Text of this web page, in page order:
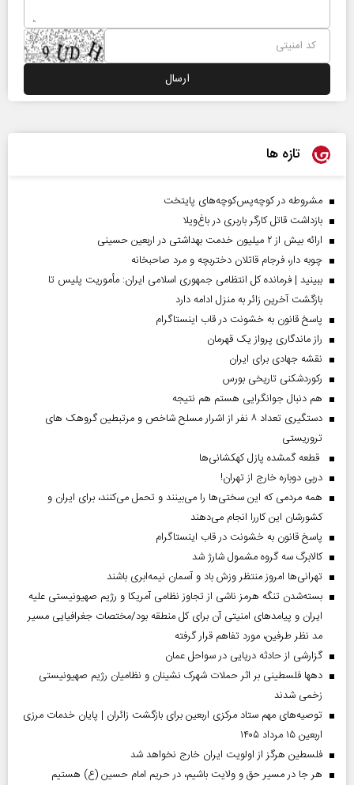
تازه ها
مشروطه در کوچه‌پس‌کوچه‌های پایتخت
بازداشت قاتل کارگر باربری در باغ‌ویلا
ارائه بیش از ۲ میلیون خدمت بهداشتی در اربعین حسینی
چوبه دار، فرجام قاتلان دختربچه و مرد صاحبخانه
ببینید | فرمانده کل انتظامی جمهوری اسلامی ایران­: مأموریت پلیس تا
بازگشت آخرین زائر به منزل ادامه دارد
پاسخ قانون به خشونت در قاب اینستاگرام
راز ماندگاری پرواز یک قهرمان
نقشه جهادی برای ایران
رکوردشکنی تاریخی بورس
هم دنبال جوانگرایی هستم هم نتیجه
دستگیری تعداد ۸ نفر از اشرار مسلح شاخص و مرتبطین گروهک های
تروریستی
قطعه گمشده پازل کهکشانی‌ها
دربی دوباره خارج از تهران!
همه مردمی که این سختی‌ها را می‌بینند و تحمل می‌کنند، برای ایران و
کشورشان این کاررا انجام می‌دهند
پاسخ قانون به خشونت در قاب اینستاگرام
کالابرگ سه گروه مشمول شارژ شد
تهرانی‌ها امروز منتظر وزش باد و آسمان نیمه‌ابری باشند
بسته‌شدن تنگه هرمز ناشی از تجاوز نظامی آمریکا و رژیم صهیونیستی علیه
ایران و پیامد‌های امنیتی آن برای کل منطقه بود/مختصات جغرافیایی مسیر
مد نظر طرفین، مورد تفاهم قرار گرفته
گزارشی از حادثه دریایی در سواحل عمان
دهها فلسطینی بر اثر حملات شهرک نشینان و نظامیان رژیم صهیونیستی
زخمی شدند
توصیه‌های مهم ستاد مرکزی اربعین برای بازگشت زائران | پایان خدمات مرزی
اربعین ۱۵ مرداد ۱۴۰۵
فلسطین هرگز از اولویت ایران خارج نخواهد شد
هر جا در مسیر حق و ولایت باشیم، در حریم امام حسین (ع) هستیم